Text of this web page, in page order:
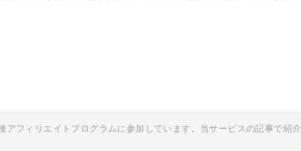
フィリエイトプログラムに参加しています。当サービスの記事で紹介